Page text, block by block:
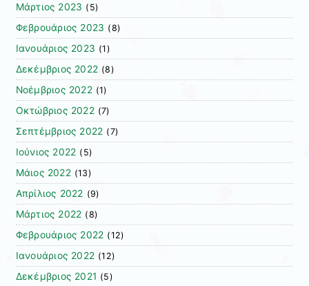
Μάρτιος 2023 (5)
Φεβρουάριος 2023 (8)
Ιανουάριος 2023 (1)
Δεκέμβριος 2022 (8)
Νοέμβριος 2022(1)
Οκτώβριος 2022(7)
Σεπτέμβριος 2022 (7)
Ιούνιος 2022 (5)
Μάιος 2022(13)
Απρίλιος 2022 (9)
Μάρτιος 2022 (8)
Φεβρουάριος 2022 (12)
Ιανουάριος 2022 (12)
Δεκέμβριος 2021 (5)